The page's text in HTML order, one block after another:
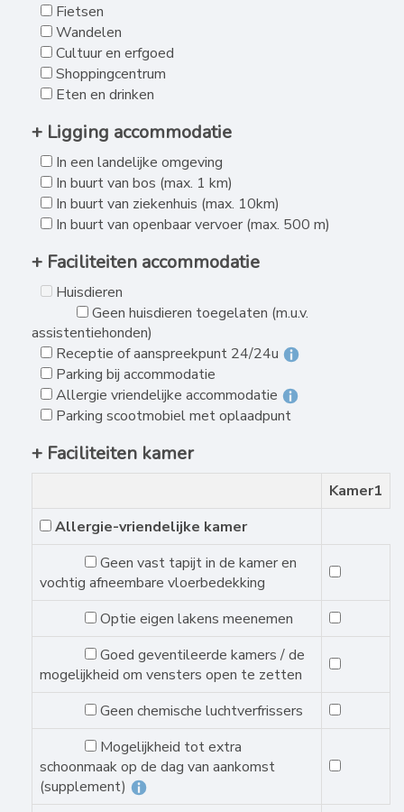
Fietsen
Wandelen
Cultuur en erfgoed
Shoppingcentrum
Eten en drinken
+ Ligging accommodatie
In een landelijke omgeving
In buurt van bos (max. 1 km)
In buurt van ziekenhuis (max. 10km)
In buurt van openbaar vervoer (max. 500 m)
+ Faciliteiten accommodatie
Huisdieren
Geen huisdieren toegelaten (m.u.v.
assistentiehonden)
Receptie of aanspreekpunt 24/24u
Parking bij accommodatie
Allergie vriendelijke accommodatie
Parking scootmobiel met oplaadpunt
+ Faciliteiten kamer
Kamer1
Allergie-vriendelijke kamer
Geen vast tapijt in de kamer en
vochtig afneembare vloerbedekking
Optie eigen lakens meenemen
Goed geventileerde kamers / de
mogelijkheid om vensters open te zetten
Geen chemische luchtverfrissers
Mogelijkheid tot extra
schoonmaak op de dag van aankomst
(supplement)